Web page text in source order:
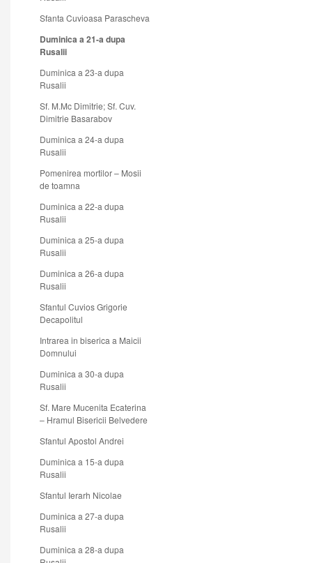
Sfanta Cuvioasa Parascheva
Duminica a 21-a dupa
Rusalii
Duminica a 23-a dupa
Rusalii
Sf. M.Mc Dimitrie; Sf. Cuv.
Dimitrie Basarabov
Duminica a 24-a dupa
Rusalii
Pomenirea mortilor – Mosii
de toamna
Duminica a 22-a dupa
Rusalii
Duminica a 25-a dupa
Rusalii
Duminica a 26-a dupa
Rusalii
Sfantul Cuvios Grigorie
Decapolitul
Intrarea in biserica a Maicii
Domnului
Duminica a 30-a dupa
Rusalii
Sf. Mare Mucenita Ecaterina
– Hramul Bisericii Belvedere
Sfantul Apostol Andrei
Duminica a 15-a dupa
Rusalii
Sfantul Ierarh Nicolae
Duminica a 27-a dupa
Rusalii
Duminica a 28-a dupa